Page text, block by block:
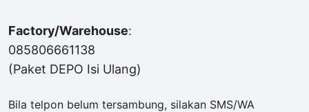
Factory/Warehouse:
085806661138
(Paket DEPO Isi Ulang)
Bila telpon belum tersambung, silakan SMS/WA